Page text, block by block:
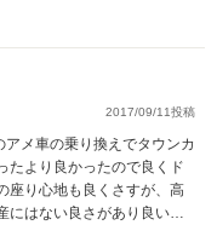
2017/09/11投稿
メ車の乗り換えでタウンカ
たより良かったので良くド
座り心地も良くさすが、高